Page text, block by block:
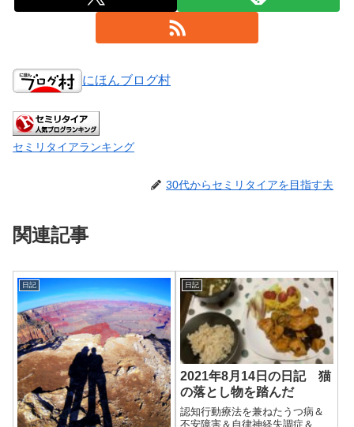
にほんブログ村
セミリタイアランキング
30代からセミリタイアを目指す夫
関連記事
日記 日記
2021年8月14日の日記 猫
の落とし物を踏んだ
認知行動療法を兼ねたうつ病＆
不安障害＆自律神経失調症＆